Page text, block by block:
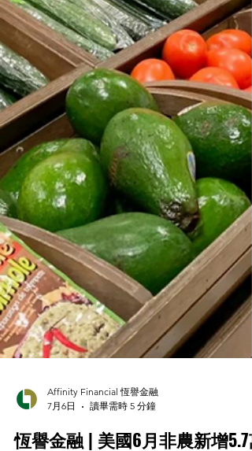
計上漲1.23%。 道瓊斯指數本週漲跌情況（資料圖
源：英為財情Investing）： 納斯達克指數本週漲
情況（資料圖來源：英為財情Investing）： 標普
指數本週漲跌